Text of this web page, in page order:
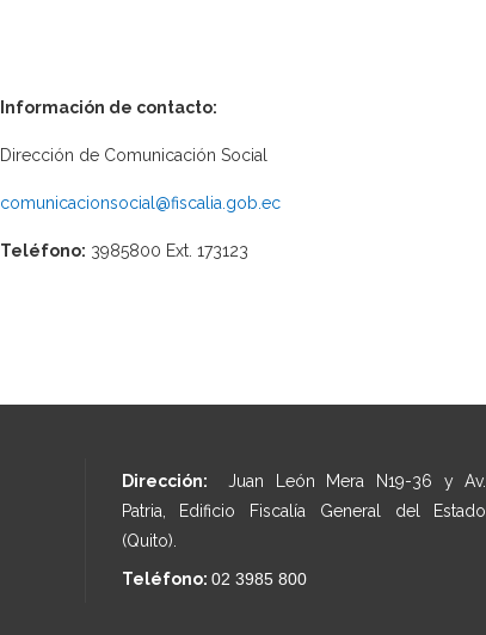
Información de contacto:
Dirección de Comunicación Social
comunicacionsocial@fiscalia.gob.ec
Teléfono: 3985800 Ext. 173123
Dirección: Juan León Mera N19-36 y Av.
Patria, Edificio Fiscalía General del Estado
(Quito).
Teléfono: 02 3985 800